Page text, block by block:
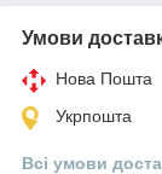
Умови
Нова Пошта
Укрпошта
Всі умови